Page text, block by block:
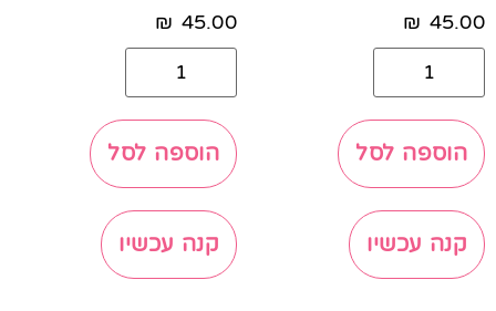
45.00
₪
הוספה לסל
קנה עכשיו
45.00
₪
הוספה לסל
קנה עכשיו